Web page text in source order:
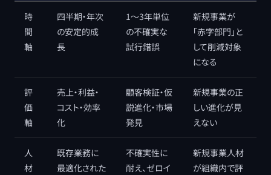
時
間
軸
四半期・年次
の安定的成
長
1〜3年単位
の不確実な
試行錯誤
新規事業が
「赤字部門」と
して削減対象
になる
評
価
軸
売上・利益・
コスト・効率
化
顧客検証・仮
説進化・市場
発見
新規事業の正
しい進化が見
えない
人
材
既存業務に
最適化された
不確実性に
耐え、ゼロイ
新規事業人材
が組織内で評